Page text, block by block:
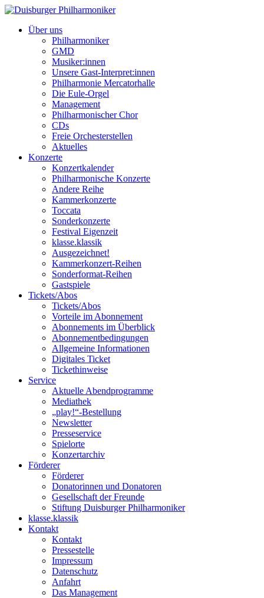
Über uns
Philharmoniker
GMD
Musiker:innen
Unsere Gast-Interpret:innen
Philharmonie Mercatorhalle
Die Eule-Orgel
Management
Philharmonischer Chor
CDs
Freie Orchesterstellen
Aktuelles
Konzerte
Konzertkalender
Philharmonische Konzerte
Andere Reihe
Kammerkonzerte
Toccata
Sonderkonzerte
Festival Eigenzeit
klasse.klassik
Ausgezeichnet!
Kammerkonzert-Reihen
Sonderformat-Reihen
Gastspiele
Tickets/Abos
Tickets/Abos
Vorteile im Abonnement
Abonnements im Überblick
Abonnement­bedingungen
Allgemeine Informationen
Digitales Ticket
Ticket­hinweise
Service
Aktuelle Abendprogramme
Mediathek
„play!“-Bestellung
Newsletter
Presseservice
Spielorte
Konzertarchiv
Förderer
Förderer
Donatorinnen und Donatoren
Gesellschaft der Freunde
Stiftung Duisburger Philharmoniker
klasse.klassik
Kontakt
Kontakt
Pressestelle
Impressum
Datenschutz
Anfahrt
Das Management